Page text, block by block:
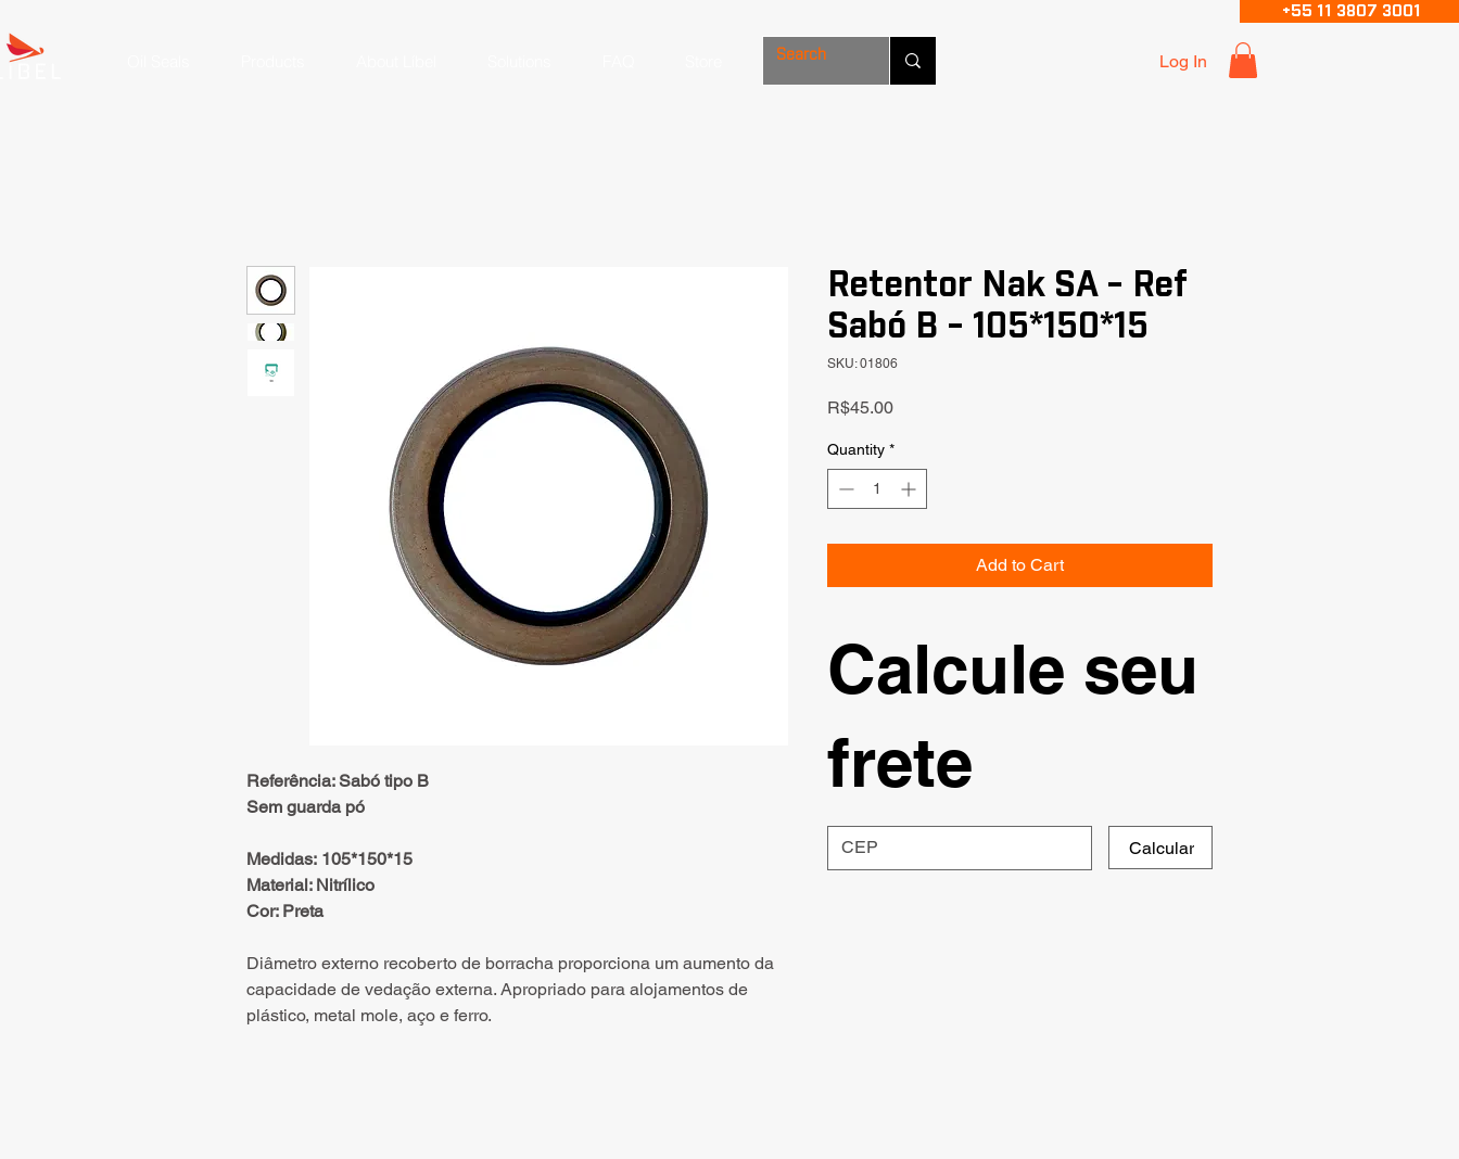
+55 11 3807 3001
Log In
Referência: Sabó tipo B
Sem guarda pó
Medidas: 105*150*15
Material: Nitrílico
Cor: Preta
Diâmetro externo recoberto de borracha proporciona um aumento da
capacidade de vedação externa. Apropriado para alojamentos de
plástico, metal mole, aço e ferro.
Retentor Nak SA - Ref
Sabó B - 105*150*15
SKU: 01806
R$45.00Price
Quantity *
Add to Cart
Calcule seu
frete
Calcular